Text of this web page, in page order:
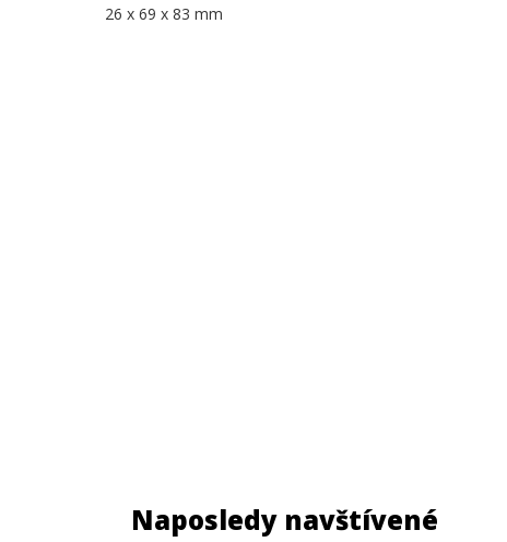
26 x 69 x 83 mm
Naposledy navštívené